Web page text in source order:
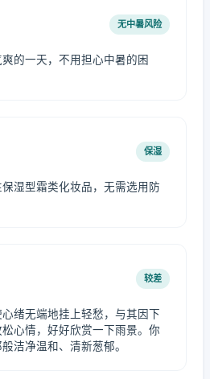
无中暑风险
的一天，不用担心中暑的困
保湿
湿型霜类化妆品，无需选用防
较差
绪无端地挂上轻愁，与其因下
心情，好好欣赏一下雨景。你
洁净温和、清新葱郁。